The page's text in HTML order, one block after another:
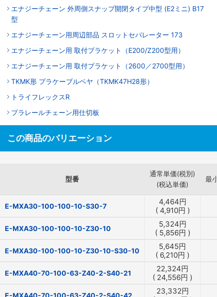
エナジーチェーン 外周側スナップ開閉タイプ中型 (E2ミニ) B17
型
エナジーチェーン用周辺部品 スロットセパレーター 173
エナジーチェーン用 取付ブラケット（E200/Z200型用）
エナジーチェーン用 取付ブラケット（2600／2700型用）
TKMK形 プラケーブルベヤ（TKMK47H28形）
トライフレックスR
プラレールチェーン用仕切板
この商品のバリエーション
型番
通常単価(税別)
(税込単価)
最
E-MXA30-100-100-10-S30-7 4,464円
( 4,910円 )
E-MXA30-100-100-10-Z30-10 5,324円
( 5,856円 )
E-MXA30-100-100-10-Z30-10-S30-10 5,645円
( 6,210円 )
E-MXA40-70-100-63-Z40-2-S40-21 22,324円
( 24,556円 )
E-MXA40-70-100-63-Z40-2-S40-42 23,332円